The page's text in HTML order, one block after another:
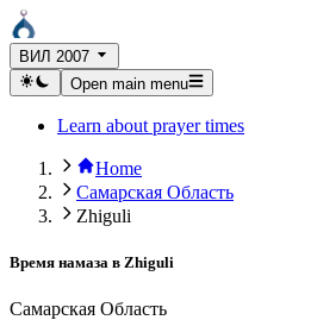
ВИЛ 2007
Open main menu
Learn about prayer times
Home
Самарская Область
Zhiguli
Время намаза в Zhiguli
Самарская Область